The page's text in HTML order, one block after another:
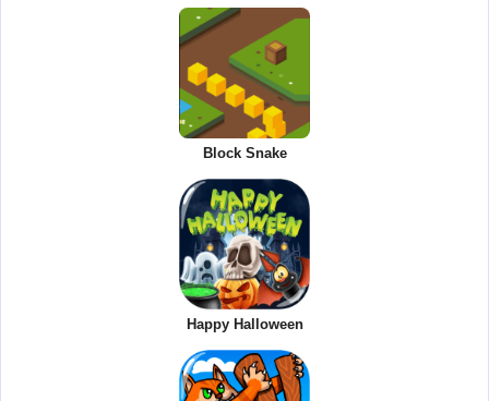
Block Snake
Happy Halloween